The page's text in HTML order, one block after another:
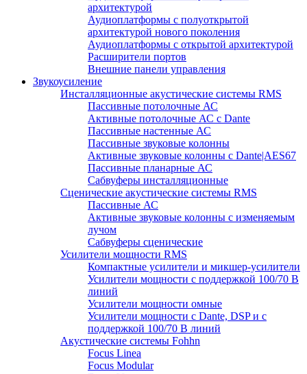
архитектурой
Аудиоплатформы с полуоткрытой
архитектурой нового поколения
Аудиоплатформы с открытой архитектурой
Расширители портов
Внешние панели управления
Звукоусиление
Инсталляционные акустические системы RMS
Пассивные потолочные АС
Активные потолочные АС с Dante
Пассивные настенные АС
Пассивные звуковые колонны
Активные звуковые колонны с Dante|AES67
Пассивные планарные АС
Сабвуферы инсталляционные
Сценические акустические системы RMS
Пассивные АС
Активные звуковые колонны с изменяемым
лучом
Сабвуферы сценические
Усилители мощности RMS
Компактные усилители и микшер-усилители
Усилители мощности с поддержкой 100/70 В
линий
Усилители мощности омные
Усилители мощности с Dante, DSP и с
поддержкой 100/70 В линий
Акустические системы Fohhn
Focus Linea
Focus Modular